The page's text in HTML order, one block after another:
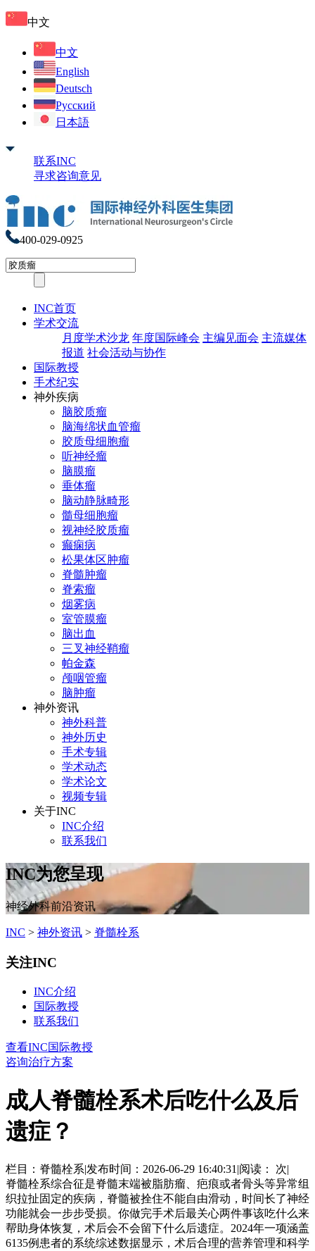
中文
中文
English
Deutsch
Русский
日本語
联系INC
寻求咨询意见
400-029-0925
INC首页
学术交流
月度学术沙龙 年度国际峰会 主编见面会 主流媒体
报道 社会活动与协作
国际教授
手术纪实
神外疾病
脑胶质瘤
脑海绵状血管瘤
胶质母细胞瘤
听神经瘤
脑膜瘤
垂体瘤
脑动静脉畸形
髓母细胞瘤
视神经胶质瘤
癫痫病
松果体区肿瘤
脊髓肿瘤
脊索瘤
烟雾病
室管膜瘤
脑出血
三叉神经鞘瘤
帕金森
颅咽管瘤
脑肿瘤
神外资讯
神外科普
神外历史
手术专辑
学术动态
学术论文
视频专辑
关于INC
INC介绍
联系我们
INC为您呈现
神经外科前沿资讯
INC > 神外资讯 > 脊髓栓系
关注INC
INC介绍
国际教授
联系我们
查看INC国际教授
咨询治疗方案
成人脊髓栓系术后吃什么及后
遗症？
栏目：脊髓栓系|发布时间：2026-06-29 16:40:31 |阅读： 次|
脊髓栓系综合征是脊髓末端被脂肪瘤、疤痕或者骨头等异常组
织拉扯固定的疾病，脊髓被拴住不能自由滑动，时间长了神经
功能就会一步步受损。你做完手术后最关心两件事该吃什么来
帮助身体恢复，术后会不会留下什么后遗症。2024年一项涵盖
6135例患者的系统综述数据显示，术后合理的营养管理和科学